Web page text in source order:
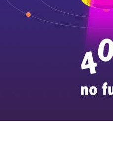
适应企业大型项目的多级管理体制
与协同。
支持型号研制技术过程与计划管理
（6） 业务过程与财务过程相融合
支持项目管理业务过程与财务管控
（7） 具有军工特色、符合国家保密